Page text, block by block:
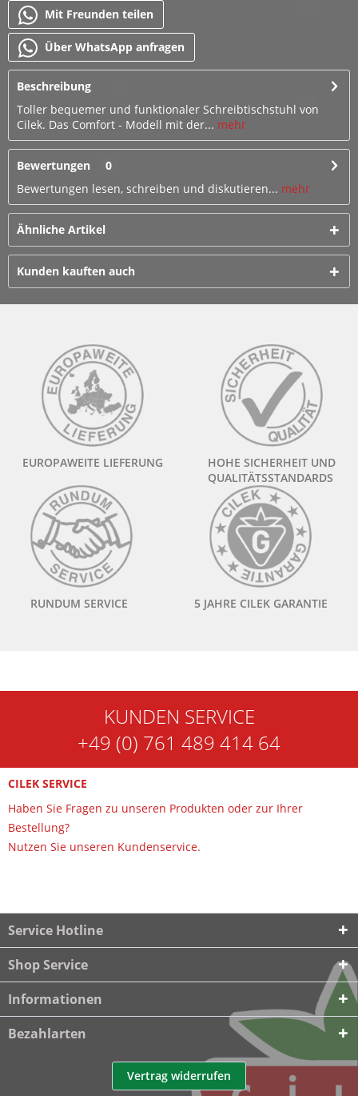
Mit Freunden teilen
Über WhatsApp anfragen
Beschreibung
Toller bequemer und funktionaler Schreibtischstuhl von
Cilek. Das Comfort - Modell mit der... mehr
Bewertungen
0
Bewertungen lesen, schreiben und diskutieren... mehr
Ähnliche Artikel
Kunden kauften auch
EUROPAWEITE LIEFERUNG
HOHE SICHERHEIT UND
QUALITÄTSSTANDARDS
RUNDUM SERVICE 5 JAHRE CILEK GARANTIE
KUNDEN SERVICE
+49 (0) 761 489 414 64
CILEK SERVICE
Haben Sie Fragen zu unseren Produkten oder zur Ihrer
Bestellung?
Nutzen Sie unseren Kundenservice.
Service Hotline
Shop Service
Informationen
Bezahlarten
Vertrag widerrufen